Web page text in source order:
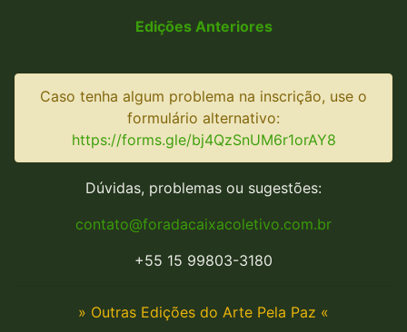
Edições Anteriores
Caso tenha algum problema na inscrição, use o
formulário alternativo:
https://forms.gle/bj4QzSnUM6r1orAY8
Dúvidas, problemas ou sugestões:
contato@foradacaixacoletivo.com.br
+55 15 99803-3180
» Outras Edições do Arte Pela Paz «